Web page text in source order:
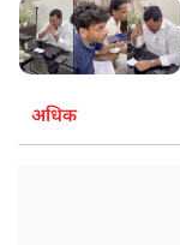
अधिक